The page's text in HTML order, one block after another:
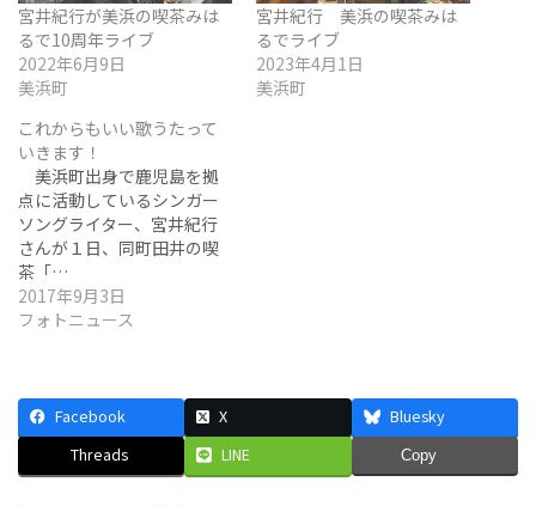
宮井紀行が美浜の喫茶みは
るで10周年ライブ
2022年6月9日
美浜町
宮井紀行 美浜の喫茶みは
るでライブ
2023年4月1日
美浜町
これからもいい歌うたって
いきます！
美浜町出身で鹿児島を拠
点に活動しているシンガー
ソングライター、宮井紀行
さんが１日、同町田井の喫
茶「…
2017年9月3日
フォトニュース
Facebook X
Bluesky
Threads
LINE Copy